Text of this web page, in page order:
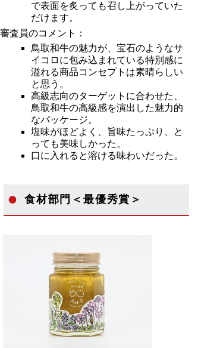
で表面を炙っても召し上がっていた
だけます。
審査員のコメント：
鳥取和牛の魅力が、宝石のようなサ
イコロに包み込まれている特別感に
溢れる商品コンセプトは素晴らしい
と思う。
高級志向のターゲットに合わせた、
鳥取和牛の高級感を演出した魅力的
なパッケージ。
塩味がほどよく、旨味たっぷり、と
っても美味しかった。
口に入れると溶ける味わいだった。
食材部門＜最優秀賞＞